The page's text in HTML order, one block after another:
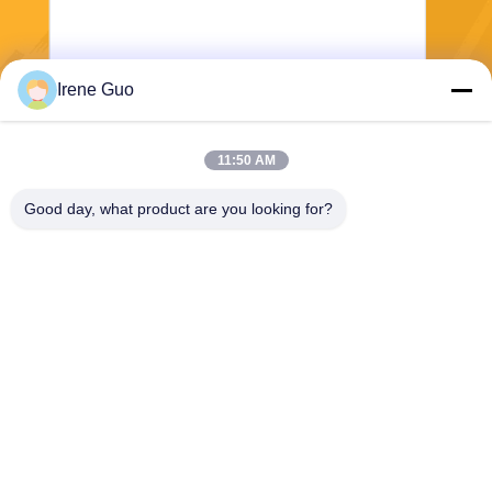
Στείλε
Irene Guo
11:50 AM
Good day, what product are you looking for?